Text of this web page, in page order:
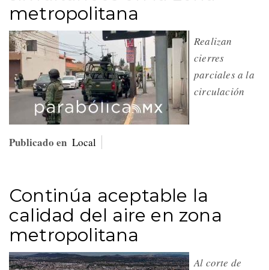
metropolitana
Realizan
cierres
parciales a la
circulación
Publicado en Local
Continúa aceptable la
calidad del aire en zona
metropolitana
Al corte de